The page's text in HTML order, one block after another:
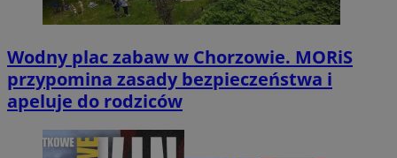
Wodny plac zabaw w Chorzowie. MORiS
przypomina zasady bezpieczeństwa i
apeluje do rodziców